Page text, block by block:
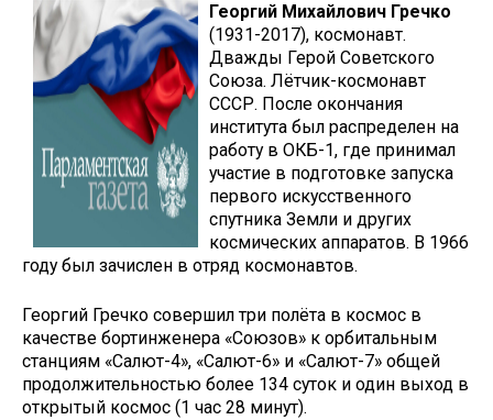
Георгий Михайлович Гречко
(1931-2017), космонавт.
Дважды Герой Советского
Союза. Лётчик-космонавт
СССР. После окончания
института был распределен на
работу в ОКБ-1, где принимал
участие в подготовке запуска
первого искусственного
спутника Земли и других
космических аппаратов. В 1966
году был зачислен в отряд космонавтов.
Георгий Гречко совершил три полёта в космос в
качестве бортинженера «Союзов» к орбитальным
станциям «Салют-4», «Салют-6» и «Салют-7» общей
продолжительностью более 134 суток и один выход в
открытый космос (1 час 28 минут).